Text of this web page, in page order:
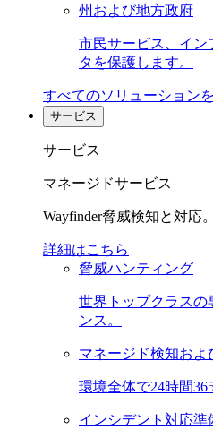
州および地方政府
市民サービス、イン
タを保護します。
すべてのソリューション
サービス
サービス
マネージドサービス
Wayfinder脅威検知と対応。
詳細はこちら
脅威ハンティング
世界トップクラスの
ンス。
マネージド検知およ
環境全体で24時間
インシデント対応準